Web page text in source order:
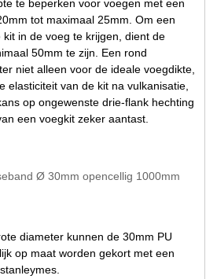
te beperken voor voegen met een
tot maximaal 25mm. Om een
in de voeg te krijgen, dient de
50mm te zijn. Een rond
niet alleen voor de ideale voegdikte,
elasticiteit van de kit na vulkanisatie,
op ongewenste drie-flank hechting
een voegkit zeker aantast.
Ø 30mm opencellig 1000mm
diameter kunnen de 30mm PU
op maat worden gekort met een